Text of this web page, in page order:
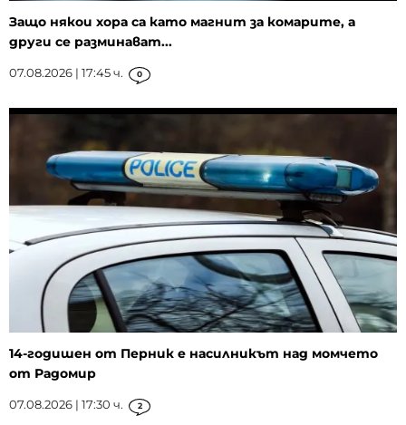
Защо някои хора са като магнит за комарите, а
други се разминават...
07.08.2026 | 17:45 ч. 0
14-годишен от Перник е насилникът над момчето
от Радомир
07.08.2026 | 17:30 ч. 2